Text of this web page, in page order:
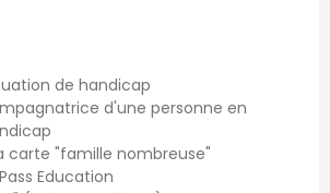
de handicap
d'une personne en
carte "famille nombreuse"
Education